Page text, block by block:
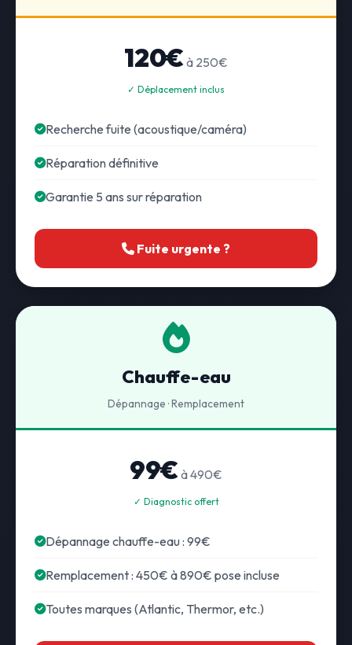
120€ à 250€
✓ Déplacement inclus
Recherche fuite (acoustique/caméra)
Réparation définitive
Garantie 5 ans sur réparation
Fuite urgente ?
Chauffe-eau
Dépannage · Remplacement
99€ à 490€
✓ Diagnostic offert
Dépannage chauffe-eau : 99€
Remplacement : 450€ à 890€ pose incluse
Toutes marques (Atlantic, Thermor, etc.)